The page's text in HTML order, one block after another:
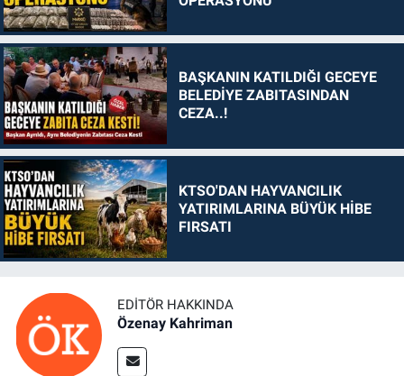
BAŞKANIN KATILDIĞI GECEYE
BELEDİYE ZABITASINDAN
CEZA..!
KTSO'DAN HAYVANCILIK
YATIRIMLARINA BÜYÜK HİBE
FIRSATI
EDITÖR HAKKINDA
Özenay Kahriman